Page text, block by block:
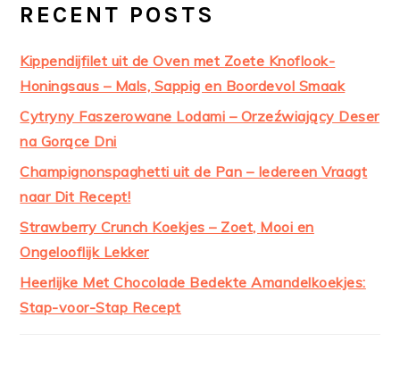
RECENT POSTS
Kippendijfilet uit de Oven met Zoete Knoflook-
Honingsaus – Mals, Sappig en Boordevol Smaak
Cytryny Faszerowane Lodami – Orzeźwiający Deser
na Gorące Dni
Champignonspaghetti uit de Pan – Iedereen Vraagt
naar Dit Recept!
Strawberry Crunch Koekjes – Zoet, Mooi en
Ongelooflijk Lekker
Heerlijke Met Chocolade Bedekte Amandelkoekjes:
Stap-voor-Stap Recept